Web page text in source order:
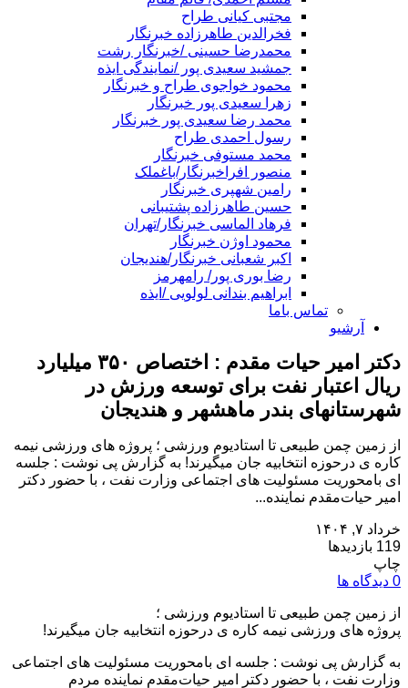
مجتبی کیانی طراح
فخرالدین طاهرزاده خبرنگار
محمدرضا حسینی /خبرنگار رشت
جمشید سعیدی پور /نمایندگی ایذه
محمود خواجوی طراح و خبرنگار
زهرا سعیدی پور خبرنگار
محمد رضا سعیدی پور خبرنگار
رسول احمدی طراح
محمد مستوفی خبرنگار
منصور افراخبرنگار/باغملک
رامین شهپری خبرنگار
حسین طاهرزاده پشتیبانی
فرهاد الماسی خبرنگار/تهران
محمود اوژن خبرنگار
اکبر شعبانی خبرنگار/هندیجان
رضا بوری پور/ رامهرمز
ابراهیم بندانی لولویی /ایذه
تماس باما
آرشیو
دکتر امیر حیات مقدم : اختصاص ۳۵۰ میلیارد
ریال اعتبار نفت برای توسعه ورزش در
شهرستانهای بندر ماهشهر و هندیجان
از زمین چمن طبیعی تا استادیوم ورزشی ؛ پروژه های ورزشی نیمه
کاره ی درحوزه انتخابیه جان میگیرند! به گزارش پی نوشت : جلسه
ای بامحوریت مسئولیت های اجتماعی وزارت نفت ، با حضور دکتر
امیر حیات‌مقدم نماینده...
خرداد ۷, ۱۴۰۴
119 بازدیدها
چاپ
0 دیدگاه ها
از زمین چمن طبیعی تا استادیوم ورزشی ؛
پروژه های ورزشی نیمه کاره ی درحوزه انتخابیه جان میگیرند!
به گزارش پی نوشت : جلسه ای بامحوریت مسئولیت های اجتماعی
وزارت نفت ، با حضور دکتر امیر حیات‌مقدم نماینده مردم